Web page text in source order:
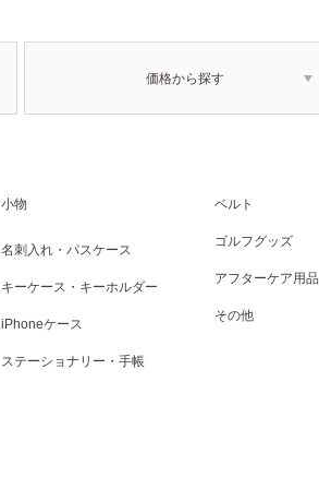
価格から探す
小物
名刺入れ・パスケース
キーケース・キーホルダー
iPhoneケース
ステーショナリー・手帳
ベルト
ゴルフグッズ
アフターケア用品
その他